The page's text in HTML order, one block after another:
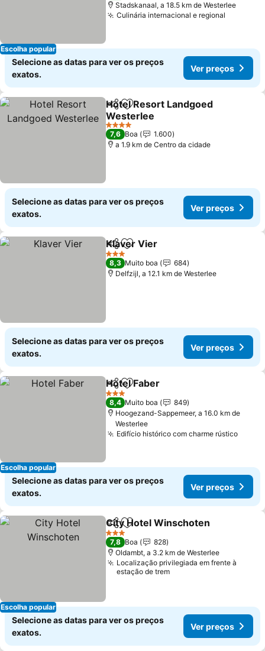
Escolha popular
Stadskanaal, a 18.5 km de Westerlee
Culinária internacional e regional
Selecione as datas para ver os preços
exatos.
Ver preços
PartilharAdicionar aos favoritos
Hotel Resort Landgoed
Westerlee
4 Estrelas
7,6 Boa
1.600
a 1.9 km de Centro da cidade
Selecione as datas para ver os preços
exatos.
Ver preços
PartilharAdicionar aos favoritos
Klaver Vier
3 Estrelas
8,3 Muito boa
684
Delfzijl, a 12.1 km de Westerlee
Selecione as datas para ver os preços
exatos.
Ver preços
Escolha popular
PartilharAdicionar aos favoritos
Hotel Faber
3 Estrelas
8,4 Muito boa
849
Hoogezand-Sappemeer, a 16.0 km de
Westerlee
Edifício histórico com charme rústico
Selecione as datas para ver os preços
exatos.
Ver preços
Escolha popular
PartilharAdicionar aos favoritos
City Hotel Winschoten
3 Estrelas
7,8 Boa
828
Oldambt, a 3.2 km de Westerlee
Localização privilegiada em frente à
estação de trem
Selecione as datas para ver os preços
exatos.
Ver preços